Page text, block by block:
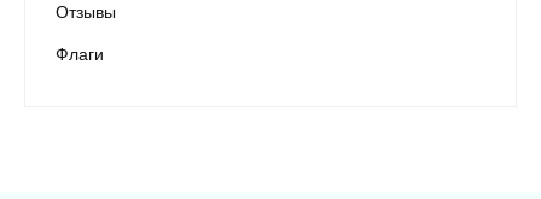
Отзывы
Флаги